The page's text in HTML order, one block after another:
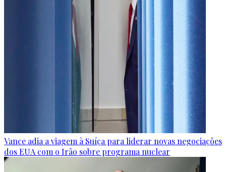
Vance adia a viagem à Suíça para liderar novas negociações
dos EUA com o Irão sobre programa nuclear